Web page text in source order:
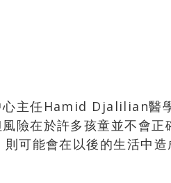
心主任Hamid Djalilian醫
險在於許多孩童並不會正
可能會在以後的生活中造